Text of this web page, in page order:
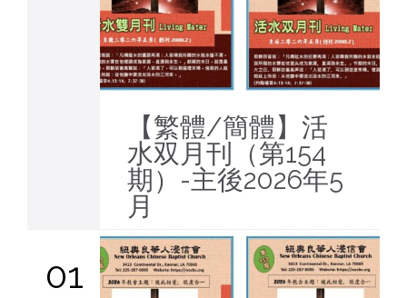
【繁體/簡體】活
水双月刊（第154
期）-主後2026年5
月
01